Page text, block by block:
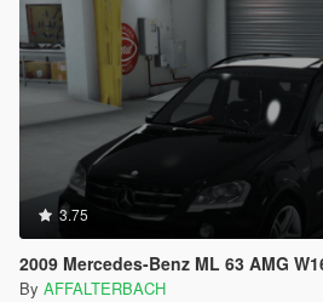
3.75
2009 Mercedes-Benz ML 63 AMG
By AFFALTERBACH